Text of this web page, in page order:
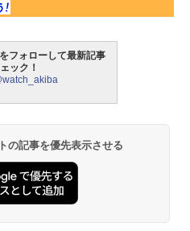
フォローして最新記事
ック！
の記事を優先表示させる